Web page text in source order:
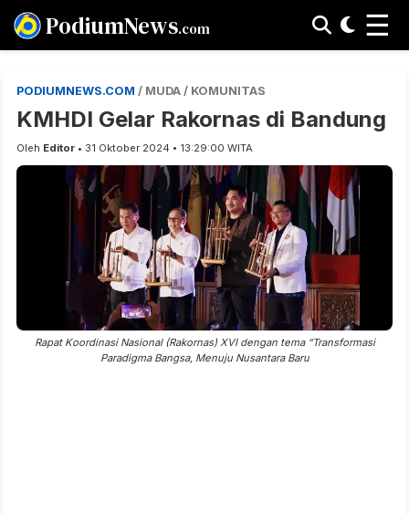
PodiumNews.com ☰
PODIUMNEWS.COM / MUDA / KOMUNITAS
KMHDI Gelar Rakornas di Bandung
Oleh Editor • 31 Oktober 2024 • 13:29:00 WITA
Rapat Koordinasi Nasional (Rakornas) XVI dengan tema “Transformasi
Paradigma Bangsa, Menuju Nusantara Baru